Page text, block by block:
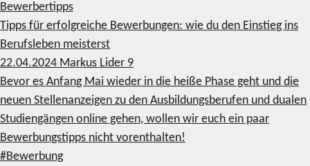
Bewerbertipps
Tipps für erfolgreiche Bewerbungen: wie du den Einstieg ins
Berufsleben meisterst
22.04.2024 Markus Lider 9
Bevor es Anfang Mai wieder in die heiße Phase geht und die
neuen Stellenanzeigen zu den Ausbildungsberufen und dualen
Studiengängen online gehen, wollen wir euch ein paar
Bewerbungstipps nicht vorenthalten!
#Bewerbung